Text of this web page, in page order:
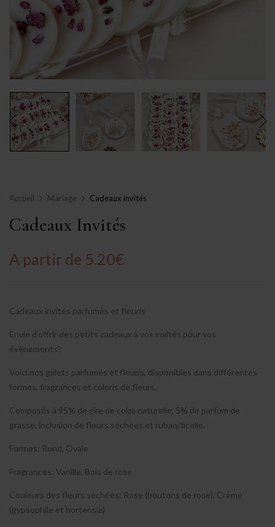
Accueil Mariage Cadeaux invités
Cadeaux Invités
A partir de 5.20€
Cadeaux invités parfumés et fleuris
Envie d’offrir des petits cadeaux à vos invités pour vos
évènements?
Voici nos galets parfumés et fleuris, disponibles dans différentes
formes, fragrances et coloris de fleurs.
Composés à 95% de cire de colza naturelle, 5% de parfum de
grasse, inclusion de fleurs séchées et ruban/ficelle.
Formes: Rond, Ovale
Fragrances: Vanille, Bois de rose
Couleurs des fleurs séchées: Rose (boutons de rose), Crème
(gypsophile et hortensia)